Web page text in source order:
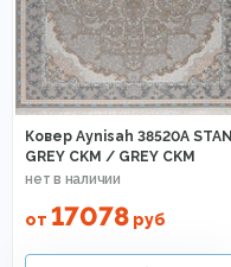
Ковер Aynisah 38520A STAN
GREY CKM / GREY CKM
от 17078 руб